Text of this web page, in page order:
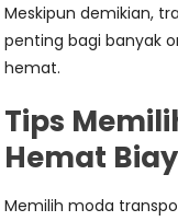
Meskipun demikian,
penting bagi banyak
hemat.
Tips
Hemat
Memilih moda